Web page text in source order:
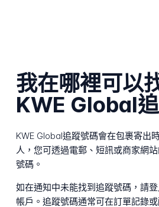
我在哪裡可以
KWE Global
KWE Global追蹤號碼會在包裹寄出
人，您可透過電郵、短訊或商家網
號碼。
如在通知中未能找到追蹤號碼，請
帳戶。追蹤號碼通常可在訂單記錄